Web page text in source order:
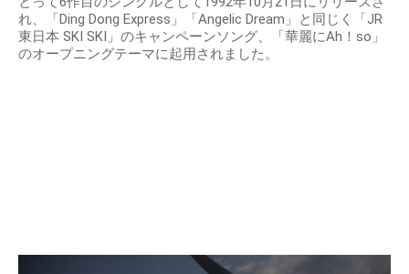
れ、「Ding Dong Express」「Angelic Dream」と同じく「JR
東日本 SKI SKI」のキャンペーンソング、「華麗にAh！so」
のオープニングテーマに起用されました。